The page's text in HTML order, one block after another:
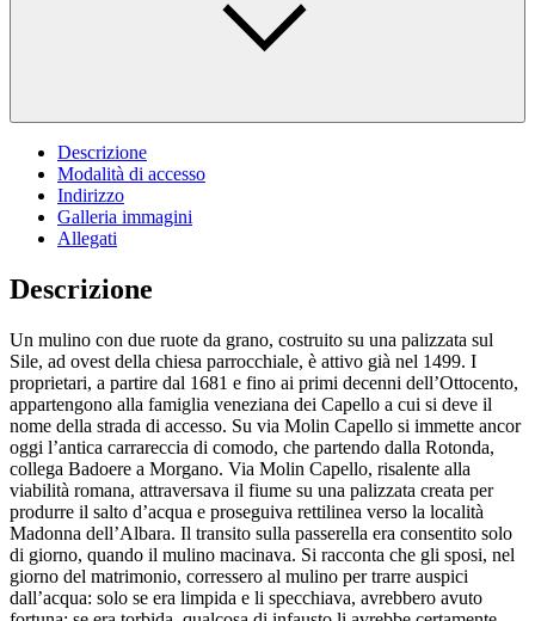
Descrizione
Modalità di accesso
Indirizzo
Galleria immagini
Allegati
Descrizione
Un mulino con due ruote da grano, costruito su una palizzata sul
Sile, ad ovest della chiesa parrocchiale, è attivo già nel 1499. I
proprietari, a partire dal 1681 e fino ai primi decenni dell’Ottocento,
appartengono alla famiglia veneziana dei Capello a cui si deve il
nome della strada di accesso. Su via Molin Capello si immette ancor
oggi l’antica carrareccia di comodo, che partendo dalla Rotonda,
collega Badoere a Morgano. Via Molin Capello, risalente alla
viabilità romana, attraversava il fiume su una palizzata creata per
produrre il salto d’acqua e proseguiva rettilinea verso la località
Madonna dell’Albara. Il transito sulla passerella era consentito solo
di giorno, quando il mulino macinava. Si racconta che gli sposi, nel
giorno del matrimonio, corressero al mulino per trarre auspici
dall’acqua: solo se era limpida e li specchiava, avrebbero avuto